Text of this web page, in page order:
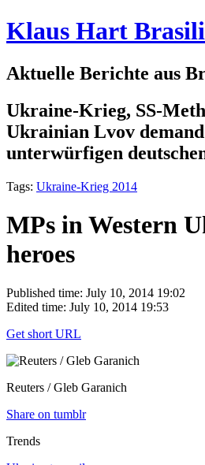
Klaus Hart
Aktuelle Berichte aus
Ukraine-Krieg, SS-
Ukrainian Lvov
unterwürfigen
Tags: Ukraine-Krieg 2014
MPs in Western
heroes
Published time: July 10, 2014 19:02
Edited time: July 10, 2014 19:53
Get short URL
Reuters / Gleb Garanich
Share on tumblr
Trends